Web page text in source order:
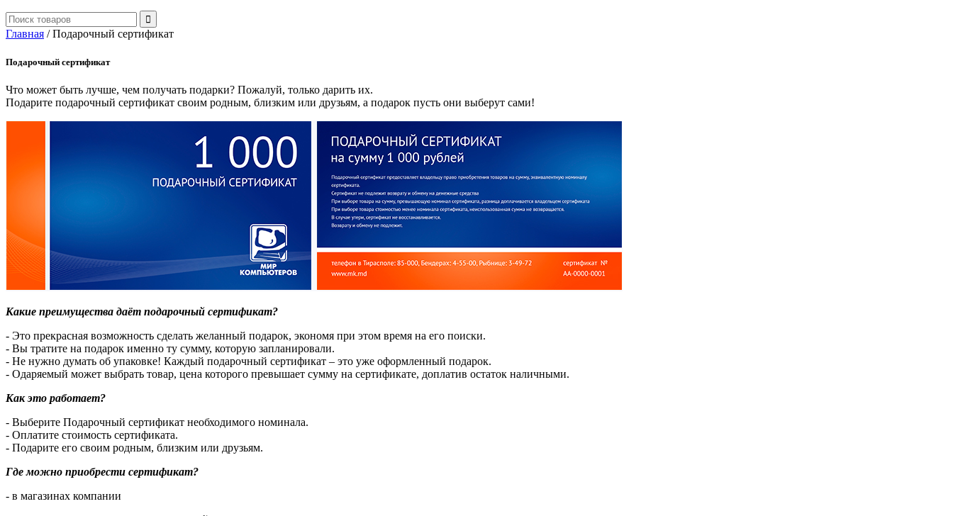
Главная /Подарочный сертификат
Подарочный сертификат
Что может быть лучше, чем получать подарки? Пожалуй, только дарить их.
Подарите подарочный сертификат своим родным, близким или друзьям, а подарок пусть они выберут сами!
Какие преимущества даёт подарочный сертификат?
- Это прекрасная возможность сделать желанный подарок, экономя при этом время на его поиски.
- Вы тратите на подарок именно ту сумму, которую запланировали.
- Не нужно думать об упаковке! Каждый подарочный сертификат – это уже оформленный подарок.
- Одаряемый может выбрать товар, цена которого превышает сумму на сертификате, доплатив остаток наличными.
Как это работает?
- Выберите Подарочный сертификат необходимого номинала.
- Оплатите стоимость сертификата.
- Подарите его своим родным, близким или друзьям.
Где можно приобрести сертификат?
- в магазинах компании